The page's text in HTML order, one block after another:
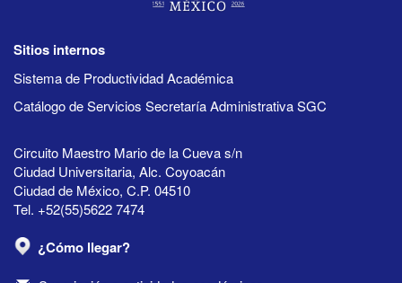
Sitios internos
Sistema de Productividad Académica
Catálogo de Servicios Secretaría Administrativa SGC
Circuito Maestro Mario de la Cueva s/n
Ciudad Universitaria, Alc. Coyoacán
Ciudad de México, C.P. 04510
Tel. +52(55)5622 7474
¿Cómo llegar?